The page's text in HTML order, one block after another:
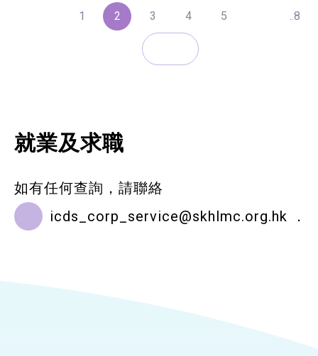
1 2 3 4 5 ..8
就業及求職
如有任何查詢，請聯絡
icds_corp_service@skhlmc.org.hk ．